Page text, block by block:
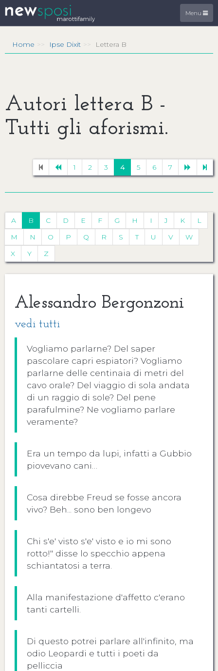
Menu
Home Ipse Dixit Lettera B
Autori lettera B -
Tutti gli aforismi.
1 2 3 4 5 6 7
A B C D E F G H I J K
L
M
N O P Q R S T U V
W
X
Y Z
Alessandro Bergonzoni
vedi tutti
Vogliamo parlarne? Del saper
pascolare capri espiatori? Vogliamo
parlarne delle centinaia di metri del
cavo orale? Del viaggio di sola andata
di un raggio di sole? Del pene
parafulmine? Ne vogliamo parlare
veramente?
Era un tempo da lupi, infatti a Gubbio
piovevano cani…
Cosa direbbe Freud se fosse ancora
vivo? Beh... sono ben longevo
Chi s'e' visto s'e' visto e io mi sono
rotto!" disse lo specchio appena
schiantatosi a terra.
Alla manifestazione d'affetto c'erano
tanti cartelli.
Di questo potrei parlare all'infinito, ma
odio Leopardi e tutti i poeti da
pelliccia